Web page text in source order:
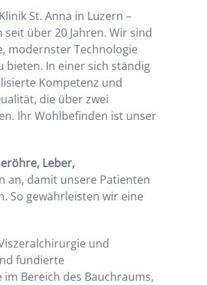
St. Anna in Luzern –
über 20 Jahren. Wir sind
modernster Technologie
In einer sich ständig
Kompetenz und
die über zwei
Ihr Wohlbefinden ist unser
Leber,
an, damit unsere Patienten
So gewährleisten wir eine
und
fundierte
Bereich des Bauchraums,